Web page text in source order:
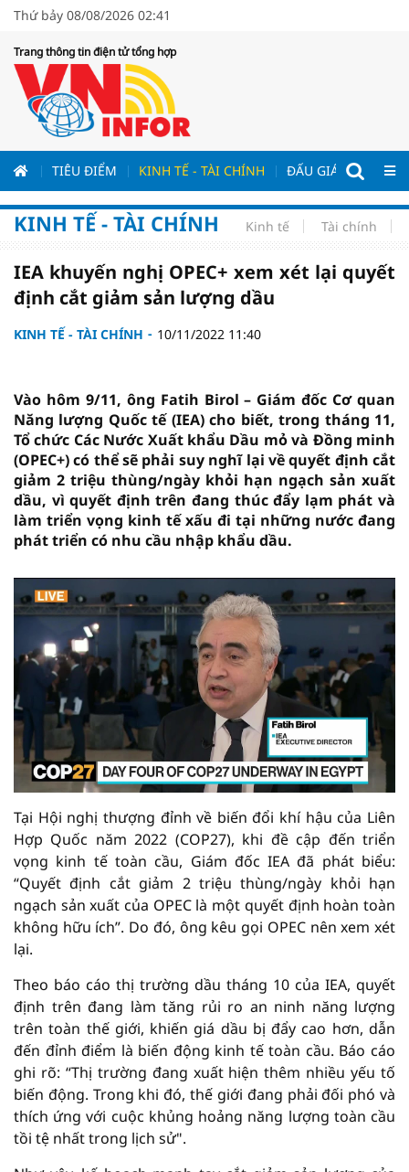
Thứ bảy 08/08/2026 02:41
Trang thông tin điện tử tổng hợp
TIÊU ĐIỂM KINH TẾ - TÀI CHÍNH ĐẤU GIÁ - ĐẤU
KINH TẾ - TÀI CHÍNH Kinh tế Tài chính
IEA khuyến nghị OPEC+ xem xét lại quyết
định cắt giảm sản lượng dầu
KINH TẾ - TÀI CHÍNH 10/11/2022 11:40
Vào hôm 9/11, ông Fatih Birol – Giám đốc Cơ quan
Năng lượng Quốc tế (IEA) cho biết, trong tháng 11,
Tổ chức Các Nước Xuất khẩu Dầu mỏ và Đồng minh
(OPEC+) có thể sẽ phải suy nghĩ lại về quyết định cắt
giảm 2 triệu thùng/ngày khỏi hạn ngạch sản xuất
dầu, vì quyết định trên đang thúc đẩy lạm phát và
làm triển vọng kinh tế xấu đi tại những nước đang
phát triển có nhu cầu nhập khẩu dầu.
Tại Hội nghị thượng đỉnh về biến đổi khí hậu của Liên
Hợp Quốc năm 2022 (COP27), khi đề cập đến triển
vọng kinh tế toàn cầu, Giám đốc IEA đã phát biểu:
“Quyết định cắt giảm 2 triệu thùng/ngày khỏi hạn
ngạch sản xuất của OPEC là một quyết định hoàn toàn
không hữu ích”. Do đó, ông kêu gọi OPEC nên xem xét
lại.
Theo báo cáo thị trường dầu tháng 10 của IEA, quyết
định trên đang làm tăng rủi ro an ninh năng lượng
trên toàn thế giới, khiến giá dầu bị đẩy cao hơn, dẫn
đến đỉnh điểm là biến động kinh tế toàn cầu. Báo cáo
ghi rõ: “Thị trường đang xuất hiện thêm nhiều yếu tố
biến động. Trong khi đó, thế giới đang phải đối phó và
thích ứng với cuộc khủng hoảng năng lượng toàn cầu
tồi tệ nhất trong lịch sử".